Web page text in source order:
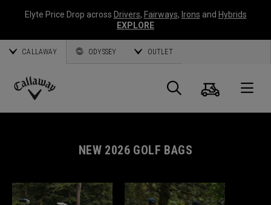
Elyte Price Drop across Drivers, Fairways, Irons and Hybrids
EXPLORE
CALLAWAY ODYSSEY OUTLET
Callaway
Suche
NEW 2026 GOLF BAGS